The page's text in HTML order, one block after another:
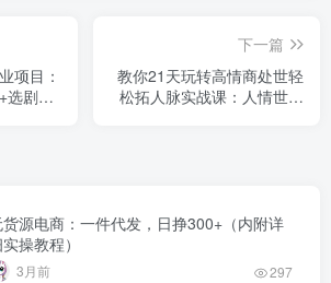
项目：
选剧爆
下一篇
教你21天玩转高情商处世轻
松拓人脉实战课：人情世故
源电商：一件代发，日挣300+（内附详
操教程）
3月前 297